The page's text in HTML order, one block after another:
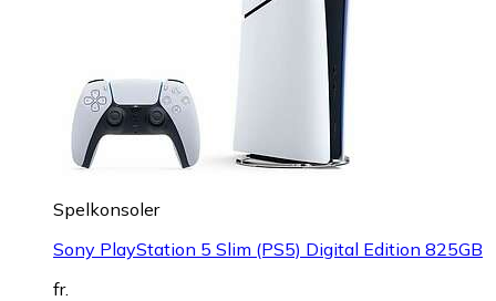
Spelkonsoler
Sony PlayStation 5 Slim (PS5) Digital Edition 825GB
fr.